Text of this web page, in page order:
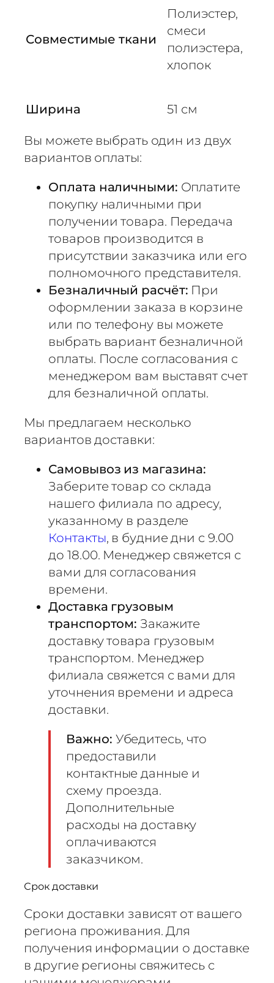
Совместимые ткани
Полиэстер,
смеси
полиэстера,
хлопок
Ширина 51 см
Вы можете выбрать один из двух
вариантов оплаты:
Оплата наличными: Оплатите
покупку наличными при
получении товара. Передача
товаров производится в
присутствии заказчика или его
полномочного представителя.
Безналичный расчёт: При
оформлении заказа в корзине
или по телефону вы можете
выбрать вариант безналичной
оплаты. После согласования с
менеджером вам выставят счет
для безналичной оплаты.
Мы предлагаем несколько
вариантов доставки:
Самовывоз из магазина:
Заберите товар со склада
нашего филиала по адресу,
указанному в разделе
Контакты, в будние дни с 9.00
до 18.00. Менеджер свяжется с
вами для согласования
времени.
Доставка грузовым
транспортом: Закажите
доставку товара грузовым
транспортом. Менеджер
филиала свяжется с вами для
уточнения времени и адреса
доставки.
Важно: Убедитесь, что
предоставили
контактные данные и
схему проезда.
Дополнительные
расходы на доставку
оплачиваются
заказчиком.
Срок доставки
Сроки доставки зависят от вашего
региона проживания. Для
получения информации о доставке
в другие регионы свяжитесь с